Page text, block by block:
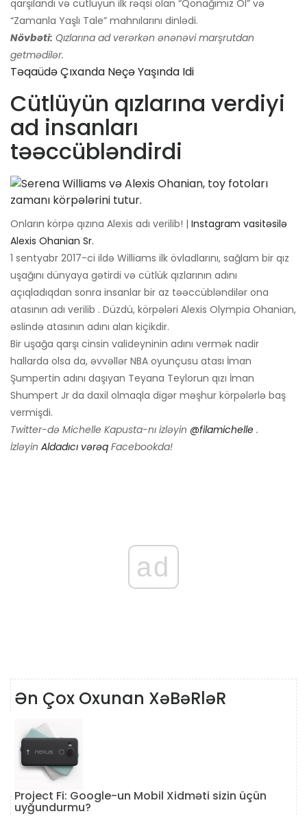
qarşılandı və cütlüyün ilk rəqsi olan “Qonağımız Ol” və
“Zamanla Yaşlı Tale” mahnılarını dinlədi.
Növbəti: Qızlarına ad verərkən ənənəvi marşrutdan
getmədilər.
Təqaüdə Çıxanda Neçə Yaşında Idi
Cütlüyün qızlarına verdiyi
ad insanları
təəccübləndirdi
Onların körpə qızına Alexis adı verilib! | Instagram vasitəsilə
Alexis Ohanian Sr.
1 sentyabr 2017-ci ildə Williams ilk övladlarını, sağlam bir qız
uşağını dünyaya gətirdi və cütlük qızlarının adını
açıqladıqdan sonra insanlar bir az təəccübləndilər ona
atasının adı verilib . Düzdü, körpələri Alexis Olympia Ohanian,
əslində atasının adını alan kiçikdir.
Bir uşağa qarşı cinsin valideyninin adını vermək nadir
hallarda olsa da, əvvəllər NBA oyunçusu atası İman
Şumpertin adını daşıyan Teyana Teylorun qızı İman
Shumpert Jr da daxil olmaqla digər məşhur körpələrlə baş
vermişdi.
Twitter-də Michelle Kapusta-nı izləyin @filamichelle .
İzləyin Aldadıcı vərəq Facebookda!
ad
Ən Çox Oxunan XəBəRləR
Project Fi: Google-un Mobil Xidməti sizin üçün
uyğundurmu?